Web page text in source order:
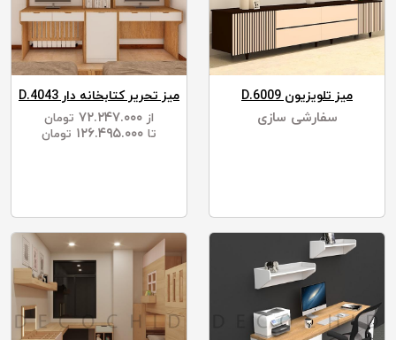
میز تلویزیون D.6009
سفارشی سازی
میز تحریر کتابخانه دار D.4043
از
تومان
تا
تومان